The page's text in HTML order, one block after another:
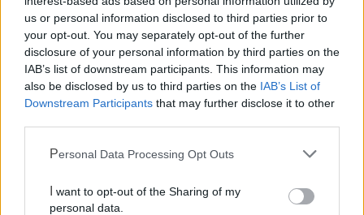
us or personal information disclosed to third parties prior to
your opt-out. You may separately opt-out of the further
disclosure of your personal information by third parties on the
IAB’s list of downstream participants. This information may
also be disclosed by us to third parties on the IAB’s List of
Downstream Participants that may further disclose it to other
Personal Data Processing Opt Outs
personal data.
Le firme saranno raccolte nella
sezione dei centristi di
Palagiano in corso Vittorio Emanuelee nelle abitazioni
dei cittadini. L’azione è sostenuta dal consigliere
comunale di minoranza Pasquale Rizzi, promotore
dell’iniziativa.
Ricevi gratuitamente ogni giorno le notizie della tua
clicca qui